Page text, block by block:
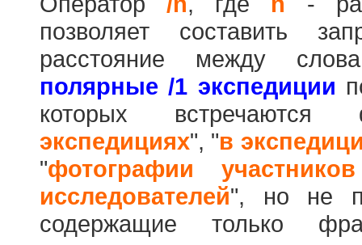
позволяет составить
расстояние между
полярные /1 экспедиции
которых
экспедициях", "в
"фотографии
исследователей", но не
содержащие только